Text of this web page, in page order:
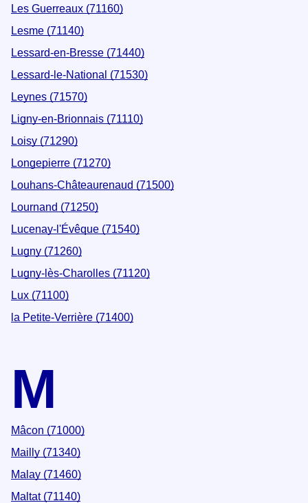
Les Guerreaux (71160)
Lesme (71140)
Lessard-en-Bresse (71440)
Lessard-le-National (71530)
Leynes (71570)
Ligny-en-Brionnais (71110)
Loisy (71290)
Longepierre (71270)
Louhans-Châteaurenaud (71500)
Lournand (71250)
Lucenay-l'Évêque (71540)
Lugny (71260)
Lugny-lès-Charolles (71120)
Lux (71100)
la Petite-Verrière (71400)
M
Mâcon (71000)
Mailly (71340)
Malay (71460)
Maltat (71140)